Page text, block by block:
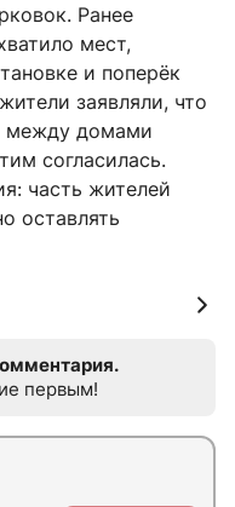
Ранее
мест,
и поперёк
заявляли, что
между домами
согласилась.
часть жителей
оставлять
первым!